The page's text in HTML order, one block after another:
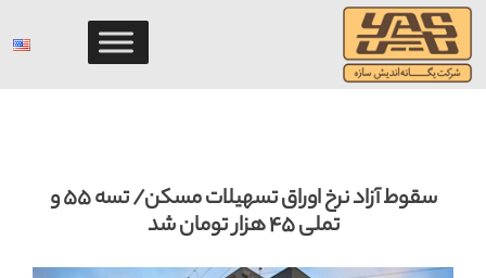
Skip
content
سقوط آزاد نرخ اوراق تسهیلات مسکن/ تسه ۵۵ و
تملی ۴۵ هزار تومان شد